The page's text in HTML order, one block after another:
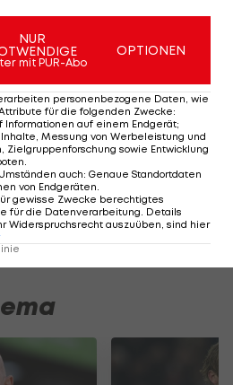
der große Zusammenhalt
sagt Rudy in einer
Graz FC Blau-Weiß Linz
Fußball -
NUR
mit PUR-Abo
OPTIONEN
personenbezogene Daten, wie
für die folgenden Zwecke:
Informationen auf einem Endgerät;
Messung von Werbeleistung und
Zielgruppenforschung sowie Entwicklung
auch: Genaue Standortdaten
von Endgeräten
gewisse Zwecke berechtigtes
für die Datenverarbeitung. Details
Widerspruchsrecht auszuüben, sind hier